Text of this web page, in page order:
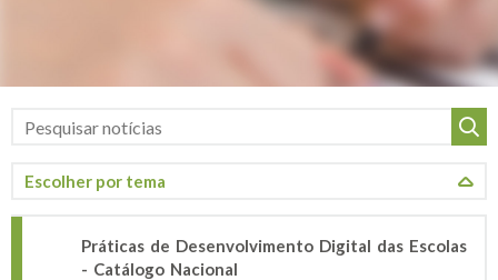
Práticas de Desenvolvimento Digital das Escolas
- Catálogo Nacional